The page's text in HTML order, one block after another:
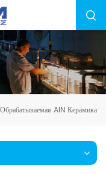
Обрабатываемая AIN Керамика